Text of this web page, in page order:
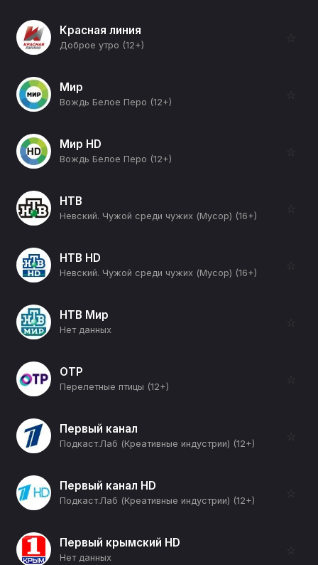
Красная линия
Доброе утро (12+)
☆
Мир
Вождь Белое Перо (12+)
☆
Мир HD
Вождь Белое Перо (12+)
☆
НТВ
Невский. Чужой среди чужих (Мусор) (16+)
☆
НТВ HD
Невский. Чужой среди чужих (Мусор) (16+)
☆
НТВ Мир
Нет данных
☆
ОТР
Перелетные птицы (12+)
☆
Первый канал
Подкаст.Лаб (Креативные индустрии) (12+)
☆
Первый канал HD
Подкаст.Лаб (Креативные индустрии) (12+)
☆
Первый крымский HD
Нет данных
☆